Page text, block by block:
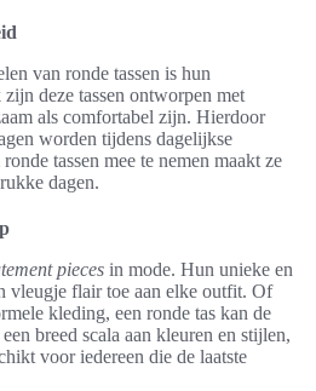
van ronde tassen is hun
deze tassen ontworpen met
als comfortabel zijn. Hierdoor
worden tijdens dagelijkse
tassen mee te nemen maakt ze
dagen.
pieces in mode. Hun unieke en
vleugje flair toe aan elke outfit. Of
kleding, een ronde tas kan de
breed scala aan kleuren en stijlen,
voor iedereen die de laatste